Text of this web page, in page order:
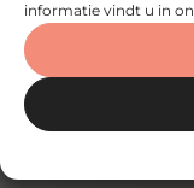
informatie vindt u in
Het is zo ver. Je
nieuwe stap te